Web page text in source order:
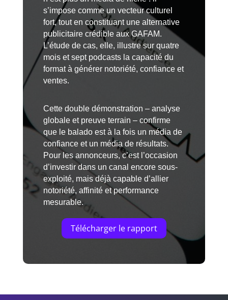
s’impose comme un vecteur culturel
fort, tout en constituant une alternative
publicitaire crédible aux GAFAM.
L’étude de cas, elle, illustre sur quatre
mois et sept podcasts la capacité du
format à générer notoriété, confiance et
ventes.
Cette double démonstration – analyse
globale et preuve terrain – confirme
que le balado est à la fois un média de
confiance et un média de résultats.
Pour les annonceurs, c’est l’occasion
d’investir dans un canal encore sous-
exploité, mais déjà capable d’allier
notoriété, affinité et performance
mesurable.
Télécharger le rapport